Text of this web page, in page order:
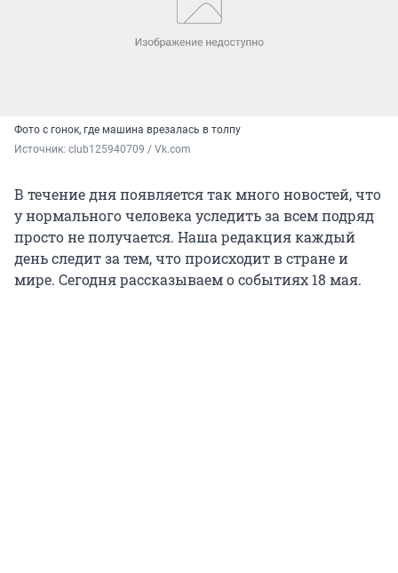
Фото с гонок, где машина врезалась в толпу
Источник: club125940709 / Vk.com
В течение дня появляется так много новостей, что
у нормального человека уследить за всем подряд
просто не получается. Наша редакция каждый
день следит за тем, что происходит в стране и
мире. Сегодня рассказываем о событиях 18 мая.